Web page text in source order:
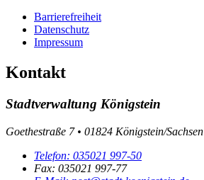
Barrierefreiheit
Datenschutz
Impressum
Kontakt
Stadtverwaltung Königstein
Goethestraße 7 • 01824 Königstein/Sachsen
Telefon: 035021 997-50
Fax: 035021 997-77